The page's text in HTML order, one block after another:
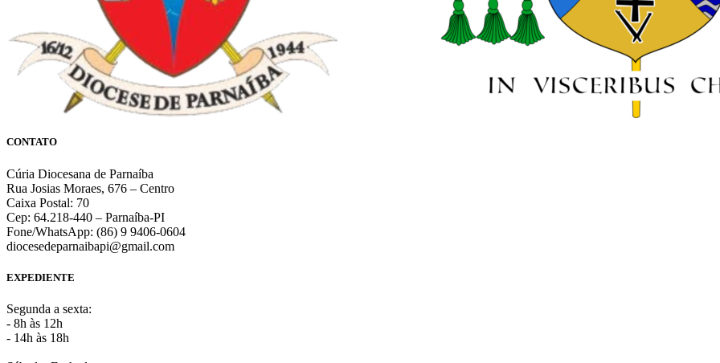
CONTATO
Cúria Diocesana de Parnaíba
Rua Josias Moraes, 676 – Centro
Caixa Postal: 70
Cep: 64.218-440 – Parnaíba-PI
Fone/WhatsApp: (86) 9 9406-0604
diocesedeparnaibapi@gmail.com
EXPEDIENTE
Segunda a sexta:
- 8h às 12h
- 14h às 18h